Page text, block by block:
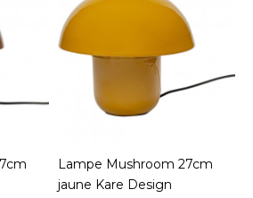
Lampe Mushroom 27cm
jaune Kare Design